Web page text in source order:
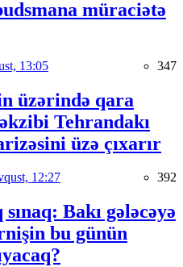
müraciətə
13:05 347
üzərində qara
Tehrandakı
üzə çıxarır
12:27 392
Bakı gələcəyə
bu günün